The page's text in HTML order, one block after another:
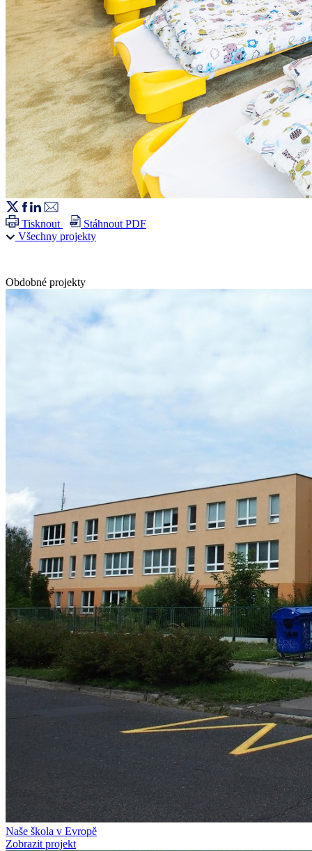
Tisknout
Stáhnout PDF
Všechny projekty
Obdobné projekty
Naše škola v Evropě
Zobrazit projekt